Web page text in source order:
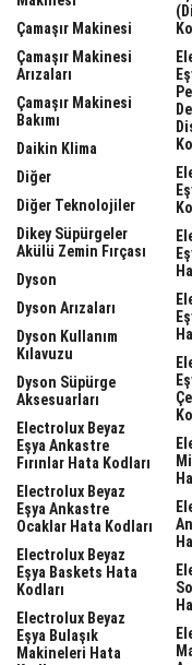
Çamaşır Makinesi
Çamaşır Makinesi
Arızaları
Çamaşır Makinesi
Bakımı
Daikin Klima
Diğer
Diğer Teknolojiler
Dikey Süpürgeler
Akülü Zemin Fırçası
Dyson
Dyson Arızaları
Dyson Kullanım
Kılavuzu
Dyson Süpürge
Aksesuarları
Electrolux Beyaz
Eşya Ankastre
Fırınlar Hata Kodları
Electrolux Beyaz
Eşya Ankastre
Ocaklar Hata Kodları
Electrolux Beyaz
Eşya Baskets Hata
Kodları
Electrolux Beyaz
Eşya Bulaşık
Makineleri Hata